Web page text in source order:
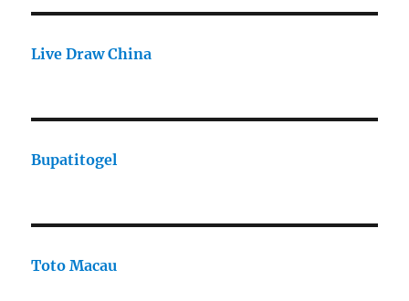
Live Draw China
Bupatitogel
Toto Macau